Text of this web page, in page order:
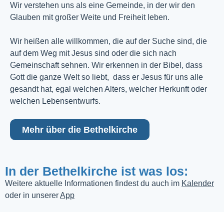
Wir verstehen uns als eine Gemeinde, in der wir den
Glauben mit großer Weite und Freiheit leben.
Wir heißen alle willkommen, die auf der Suche sind, die
auf dem Weg mit Jesus sind oder die sich nach
Gemeinschaft sehnen. Wir erkennen in der Bibel, dass
Gott die ganze Welt so liebt, dass er Jesus für uns alle
gesandt hat, egal welchen Alters, welcher Herkunft oder
welchen Lebensentwurfs.
Mehr über die Bethelkirche
In der Bethelkirche ist was los:
Weitere aktuelle Informationen findest du auch im Kalender
oder in unsererApp